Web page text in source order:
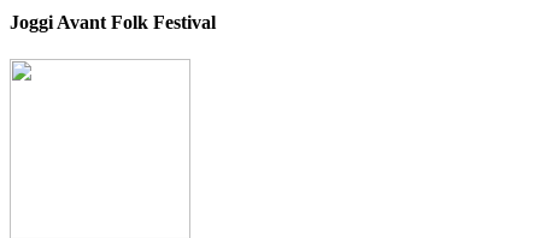
Joggi Avant Folk Festival